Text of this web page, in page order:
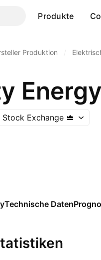
Produkte
Produktion
Stock Exchange
Technische Daten